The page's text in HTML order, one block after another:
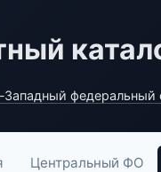
Западный федеральный
Центральный ФО